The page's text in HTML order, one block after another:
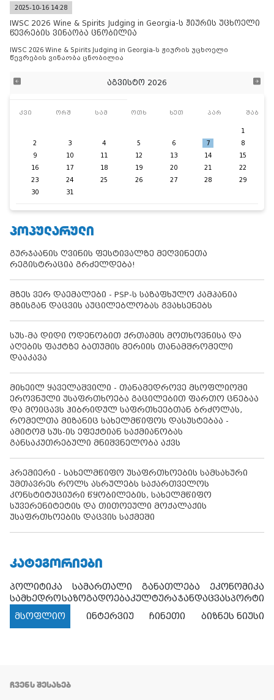
2025-10-16 14:28
IWSC 2026 Wine & Spirits Judging in Georgia-ს ჟიურის უცხოელი
წევრების ვინაობა ცნობილია
IWSC 2026 Wine & Spirits Judging in Georgia-ს ჟიურის უცხოელი
წევრების ვინაობა ცნობილია
აგვისტო 2026
კვი ორშ სამ ოთხ ხუთ პარ შაბ
1
2
3 4 5 6 7
8
9
10 11 12 13 14
15
16
17 18 19 20 21
22
23
24 25 26 27 28
29
30
31
ᲞᲝᲞᲣᲚᲐᲠᲣᲚᲘ
გურჯაანის ღვინის ფესტივალზე მეღვინეთა
რეგისტრაცია გრძელდება!
მზეს ვერ დაემალები - PSP-ს საზაფხულო კამპანია
მზისგან დაცვის აუცილებლობას გვახსენებს
სუს-მა დიდი ოდენობით ქრთამის მოთხოვნისა და
აღების ფაქტზე ბათუმის მერიის თანამშრომელი
დააკავა
მიხეილ ყაველაშვილი - თანამედროვე მსოფლიოში
ეროვნული უსაფრთხოება გაცილებით ფართო ცნებაა
და მოიცავს ჰიბრიდულ საფრთხეებთან ბრძოლას,
რომელთა მიზანიც სახელმწიფოს დასუსტებაა -
ამიტომ სუს-ის ეფექტიან საქმიანობას
განსაკუთრებული მნიშვნელობა აქვს
პრემიერი - სახელმწიფო უსაფრთხოების სამსახური
უმთავრეს როლს ასრულებს საქართველოს
კონსტიტუციური წყობილების, სახელმწიფო
სუვერენიტეტის და თითოეული მოქალაქის
უსაფრთხოების დაცვის საქმეში
ᲙᲐᲢᲔᲒᲝᲠᲘᲔᲑᲘ
პოლიტიკა სამართალი განათლება
ეკონომიკა
სამხედროსაზოგადოებაკულტურაჯანდაცვასპორტი
მსოფლიო
ინტერვიუ ჩინეთი ბიზნეს ნიუსი
ᲩᲕᲔᲜᲡ ᲨᲔᲡᲐᲮᲔᲑ